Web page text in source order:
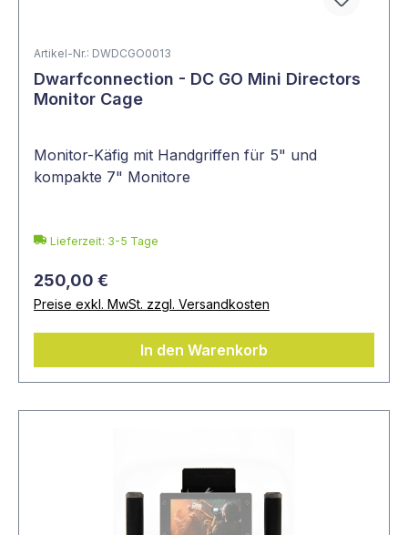
Artikel-Nr.: DWDCGO0013
Dwarfconnection - DC GO Mini Directors
Monitor Cage
Monitor-Käfig mit Handgriffen für 5" und
kompakte 7" Monitore
Lieferzeit: 3-5 Tage
250,00 €
Preise exkl. MwSt. zzgl. Versandkosten
In den Warenkorb